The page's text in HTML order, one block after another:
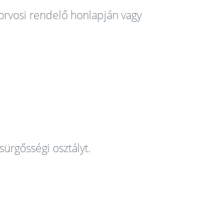
rendelő honlapján vagy
osztályt.